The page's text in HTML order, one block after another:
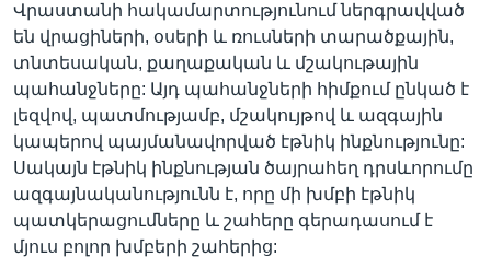
IN ENGLISH
ՄԵՐ ՄԱՍԻՆ
ՄԵՐ ՄԱՍԻՆ
«ԱՄԵՐԻԿԱՅԻ ՁԱՅՆ»-Ի ԿԱՆՈՆԱԴՐՈՒԹՅՈՒՆ
ԿԱՊ ՄԵԶ ՀԵՏ
ՈՒԿՐԱԻՆԱԿԱՆ ՊԱՏԵՐԱԶՄ
Learning English
ՀԵՏԵՒԵՔ ՄԵԶ
Վրաստանի հակամարտությունում ներգրավված
են վրացիների, օսերի և ռուսների տարածքային,
տնտեսական, քաղաքական և մշակութային
պահանջները: Այդ պահանջների հիմքում ընկած է
լեզվով, պատմությամբ, մշակույթով և ազգային
կապերով պայմանավորված էթնիկ ինքնությունը:
Սակայն էթնիկ ինքնության ծայրահեղ դրսևորումը
ազգայնականությունն է, որը մի խմբի էթնիկ
պատկերացումները և շահերը գերադասում է
մյուս բոլոր խմբերի շահերից: